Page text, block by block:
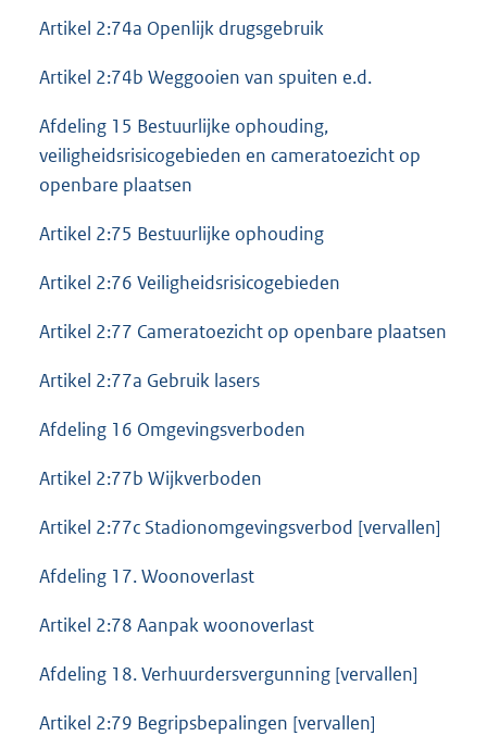
Artikel 2:74a Openlijk drugsgebruik
Artikel 2:74b Weggooien van spuiten e.d.
Afdeling 15 Bestuurlijke ophouding,
veiligheidsrisicogebieden en cameratoezicht op
openbare plaatsen
Artikel 2:75 Bestuurlijke ophouding
Artikel 2:76 Veiligheidsrisicogebieden
Artikel 2:77 Cameratoezicht op openbare plaatsen
Artikel 2:77a Gebruik lasers
Afdeling 16 Omgevingsverboden
Artikel 2:77b Wijkverboden
Artikel 2:77c Stadionomgevingsverbod [vervallen]
Afdeling 17. Woonoverlast
Artikel 2:78 Aanpak woonoverlast
Afdeling 18. Verhuurdersvergunning [vervallen]
Artikel 2:79 Begripsbepalingen [vervallen]